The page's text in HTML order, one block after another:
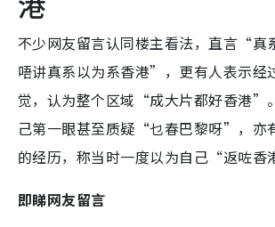
不少网友留言认同楼主看法，直言“
唔讲真系以为系香港”，更有人表示经
觉，认为整个区域“成大片都好香港”
己第一眼甚至质疑“乜春巴黎呀”，亦
的经历，称当时一度以为自己“返咗香
即睇网友留言